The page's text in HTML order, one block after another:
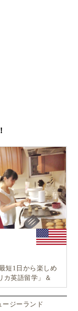
レッスン」で
？
りのリーディン
読めることを確
短1日から楽しめ
カ英語留学」＆
ージーランド